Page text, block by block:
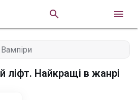
 
ліфт. Найкращі в жанрі